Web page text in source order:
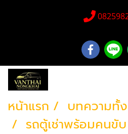
หน้าแรก
บทความทั้
รถตู้เช่าพร้อมคนขับ